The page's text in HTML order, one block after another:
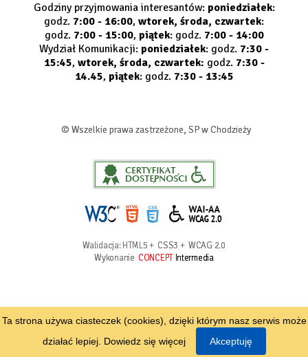
Godziny przyjmowania interesantów: poniedziałek:
godz. 7:00 - 16:00, wtorek, środa, czwartek:
godz. 7:00 - 15:00, piątek: godz. 7:00 - 14:00
Wydział Komunikacji: poniedziałek: godz. 7:30 -
15:45, wtorek, środa, czwartek: godz. 7:30 -
14.45, piątek: godz. 7:30 - 13:45
© Wszelkie prawa zastrzeżone, SP w Chodzieży
Walidacja: HTML5+ CSS3 +WCAG 2.0
Wykonanie CONCEPTIntermedia
Ta strona używa ciasteczek (cookies), dzięki którym nasz serwis może
działać lepiej. Dowiedz się więcej Akceptuję